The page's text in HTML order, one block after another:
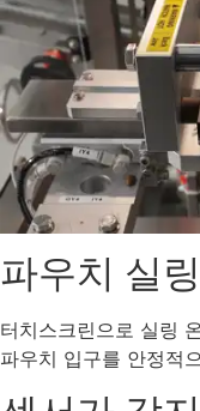
파우치 실링
터치스크린으로 실링
파우치 입구를 안정적